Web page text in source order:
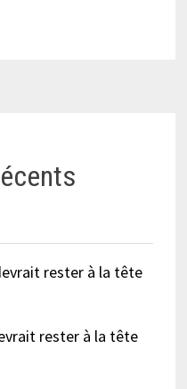
rester à la tête
rester à la tête